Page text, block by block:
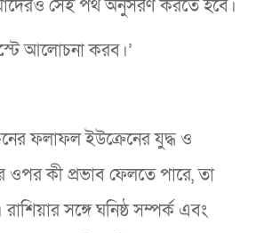
সেই পথ অনুসরণ করতে হবে।
আলোচনা করব।’
ফলাফল ইউক্রেনের যুদ্ধ ও
ওপর কী প্রভাব ফেলতে পারে, তা
সঙ্গে ঘনিষ্ঠ সম্পর্ক এবং